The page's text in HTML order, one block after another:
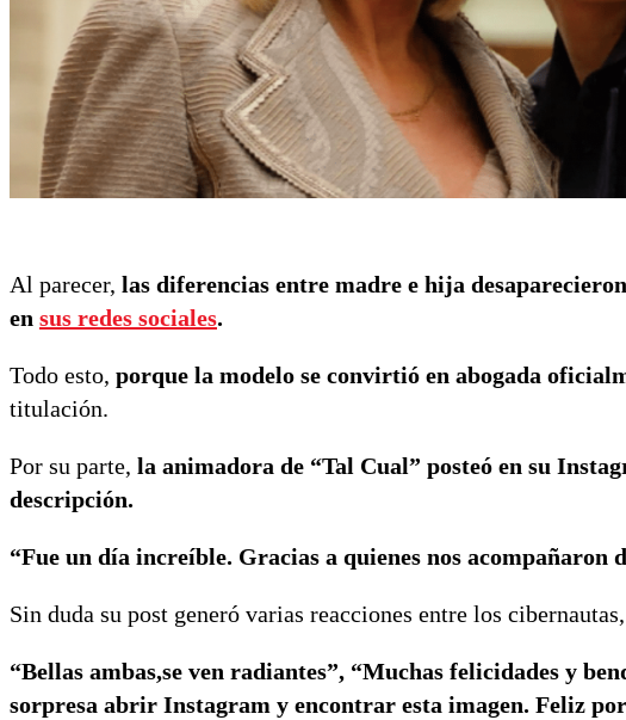
Al parecer, las diferencias entre madre e hija
en sus redes sociales.
Todo esto, porque la modelo se convirtió en abogada
titulación.
Por su parte, la animadora de “Tal Cual” posteó en su
descripción.
“Fue un día increíble. Gracias a quienes nos acompañaron
Sin duda su post generó varias reacciones entre los
“Bellas ambas,se ven radiantes”, “Muchas felicidades y
sorpresa abrir Instagram y encontrar esta imagen. Feliz